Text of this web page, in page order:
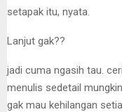
setapak itu, nyata.
Lanjut gak??
jadi cuma ngasih tau.
menulis sedetail
gak mau kehilangan